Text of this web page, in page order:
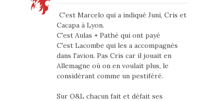
C'est Marcelo qui a indiqué Juni, Cris et
Cacapa à Lyon.
C'est Aulas + Pathé qui ont payé
C'est Lacombe qui les a accompagnés
dans l'avion. Pas Cris car il jouait en
Allemagne où on en voulait plus, le
considérant comme un pestiféré.
Sur O&L chacun fait et défait ses